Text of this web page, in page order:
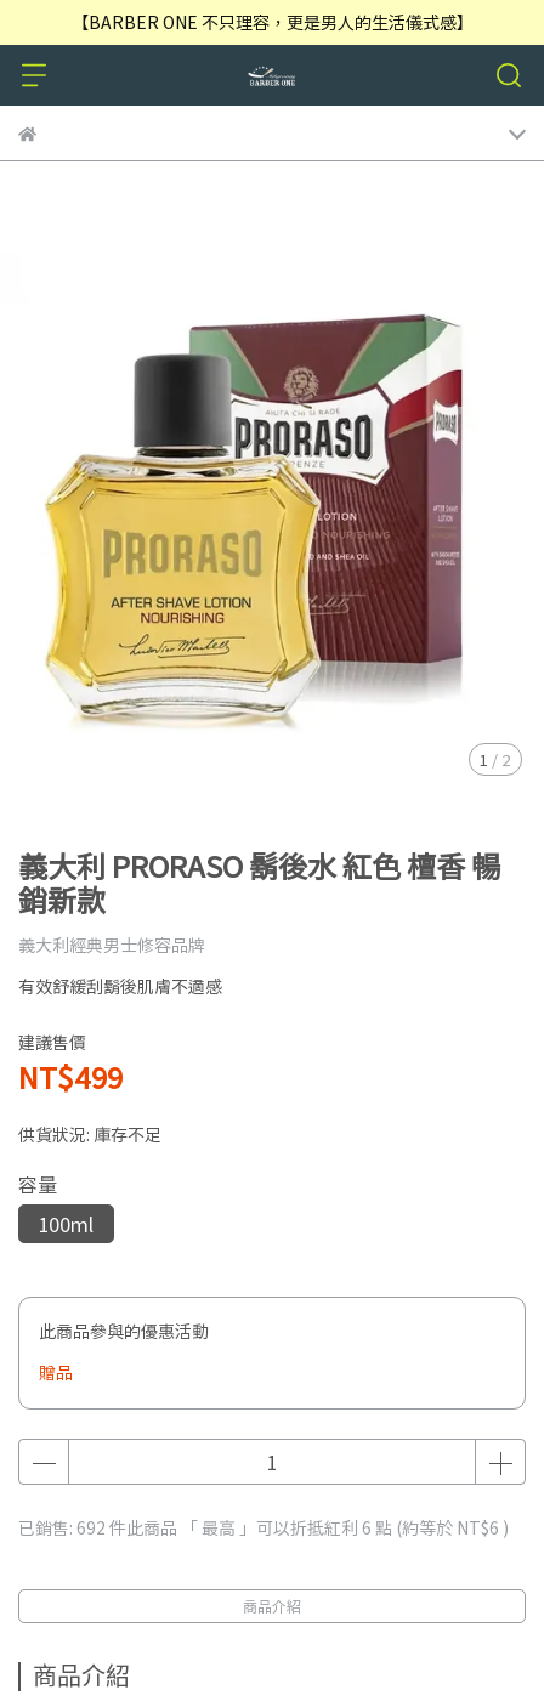
【BARBER ONE 不只理容，更是男人的生活儀式感】
1 / 2
義大利 PRORASO 鬍後水 紅色 檀香 暢
銷新款
義大利經典男士修容品牌
有效舒緩刮鬍後肌膚不適感
建議售價
NT$499
供貨狀況: 庫存不足
容量
100ml
此商品參與的優惠活動
贈品
已銷售: 692 件此商品 「 最高 」可以折抵紅利 6 點 (約等於 NT$6 )
商品介紹
商品介紹